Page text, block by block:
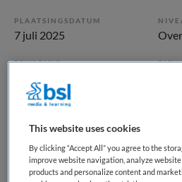
PLAATSINGSDATUM
7 juli 2025
ERVARING
Vacature niet
Deze vacature ANIOS
meer actueel. Hieronder staan
This website uses cookies
By clicking “Accept All” you agree to the
improve website navigation, analyze
products and personalize content and